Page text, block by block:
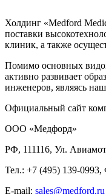
Холдинг «Medford
поставки
клиник, а также
Помимо основных
активно развивает
инженеров, являясь
Официальный сайт
ООО «Медфорд»
РФ, 111116, Ул.
Тел.: +7 (495) 139-
E-mail: sales@medford.ru